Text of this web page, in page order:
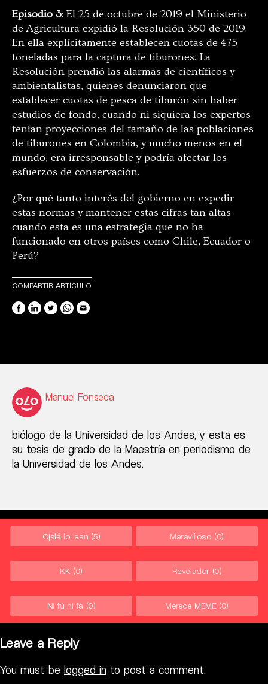
Episodio 3: El 25 de octubre de 2019 el Ministerio
de Agricultura expidió la Resolución 350 de 2019.
En ella explícitamente establecen cuotas de 475
toneladas para la captura de tiburones. La
Resolución prendió las alarmas de científicos y
ambientalistas, quienes denunciaron que
establecer cuotas de pesca de tiburón sin haber
estudios de fondo, cuando ni siquiera los expertos
tenían proyecciones del tamaño de las poblaciones
de tiburones en Colombia, y mucho menos en el
mundo, era irresponsable y podría afectar los
esfuerzos de conservación.
¿Por qué tanto interés del gobierno en expedir
estas normas y mantener estas cifras tan altas
cuando esta es una estrategia que no ha
funcionado en otros países como Chile, Ecuador o
Perú?
COMPARTIR ARTÍCULO
Manuel Fonseca
biólogo de la Universidad de los Andes, y esta es
su tesis de grado de la Maestría en periodismo de
la Universidad de los Andes.
Ojalá lo lean (5) Maravilloso (0)
KK (0) Revelador (0)
Ni fú ni fá (0) Merece MEME (0)
Leave a Reply
You must be logged in to post a comment.